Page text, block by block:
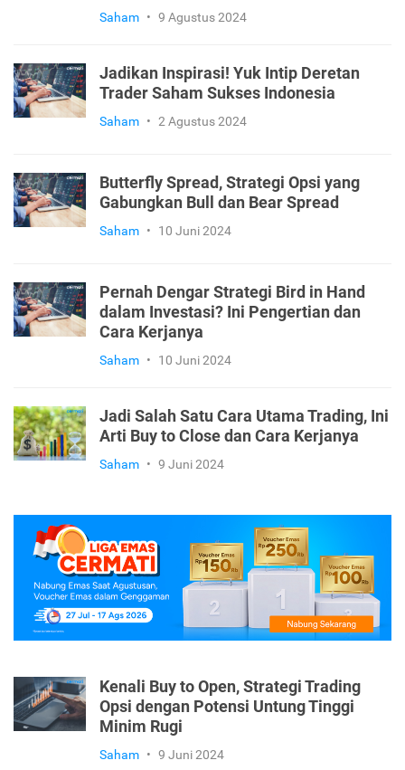
Saham • 9 Agustus 2024
Jadikan Inspirasi! Yuk Intip Deretan
Trader Saham Sukses Indonesia
Saham • 2 Agustus 2024
Butterfly Spread, Strategi Opsi yang
Gabungkan Bull dan Bear Spread
Saham • 10 Juni 2024
Pernah Dengar Strategi Bird in Hand
dalam Investasi? Ini Pengertian dan
Cara Kerjanya
Saham • 10 Juni 2024
Jadi Salah Satu Cara Utama Trading, Ini
Arti Buy to Close dan Cara Kerjanya
Saham • 9 Juni 2024
Kenali Buy to Open, Strategi Trading
Opsi dengan Potensi Untung Tinggi
Minim Rugi
Saham • 9 Juni 2024